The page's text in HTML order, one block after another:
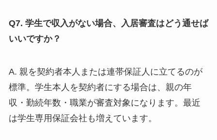
Q7. 学生で収入がない場合、入居審査はどう通せば
いいですか？
A. 親を契約者本人または連帯保証人に立てるのが
標準。学生本人を契約者にする場合は、親の年
収・勤続年数・職業が審査対象になります。最近
は学生専用保証会社も増えています。